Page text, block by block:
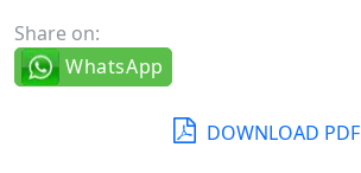
Share on:
WhatsApp
DOWNLOAD PDF